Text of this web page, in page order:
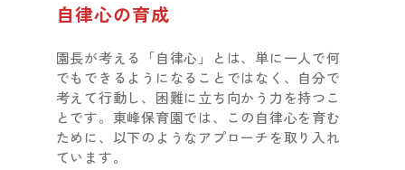
自律心の育成
園長が考える「自律心」とは、単に一人で何
でもできるようになることではなく、自分で
考えて行動し、困難に立ち向かう力を持つこ
とです。東峰保育園では、この自律心を育む
ために、以下のようなアプローチを取り入れ
ています。